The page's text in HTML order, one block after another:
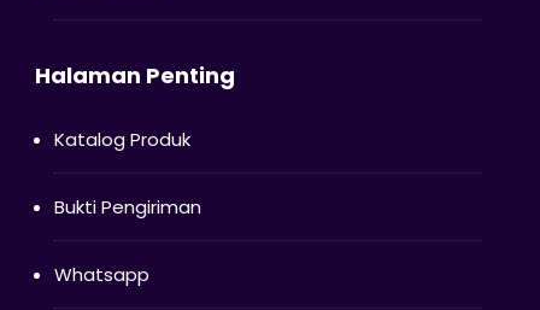
Halaman Penting
Katalog Produk
Bukti Pengiriman
Whatsapp